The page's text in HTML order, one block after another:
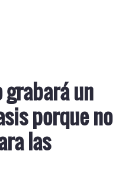
grabará un
porque no
las